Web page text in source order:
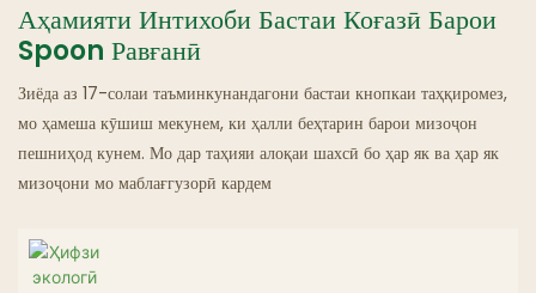
Ресторанҳои Арвоҳӣ
Аҳамияти Интихоби Бастаи Коғазӣ Барои
Spoon Равғанӣ
Зиёда аз 17-солаи таъминкунандагони бастаи кнопкаи таҳқиромез,
мо ҳамеша кӯшиш мекунем, ки ҳалли беҳтарин барои мизоҷон
пешниҳод кунем. Мо дар таҳияи алоқаи шахсӣ бо ҳар як ва ҳар як
мизоҷони мо маблағгузорӣ кардем